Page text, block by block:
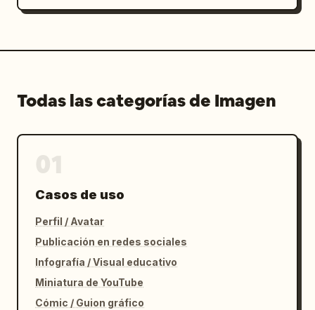
Todas las categorías de Imagen
Casos de uso
Perfil / Avatar
Publicación en redes sociales
Infografía / Visual educativo
Miniatura de YouTube
Cómic / Guion gráfico